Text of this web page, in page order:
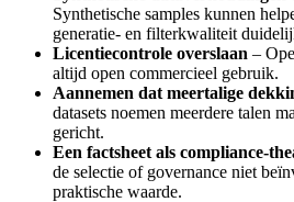
Synthetische samples kunnen
generatie- en filterkwaliteit
Licentiecontrole overslaan –
altijd open commercieel gebruik.
Aannemen dat meertalige
datasets noemen meerdere talen
gericht.
Een factsheet als compliance-
de selectie of governance niet
praktische waarde.